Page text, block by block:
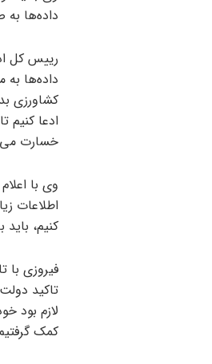
داده‌ها
رییس کل
داده‌ها
کشاورزی
خسارت می‌کنیم، تا ۹۵ درصد اطلاعات مربوط به بیمه
وی با
اطلاعات
کنیم،
فیروزی
تاکید
لازم بود
کمک